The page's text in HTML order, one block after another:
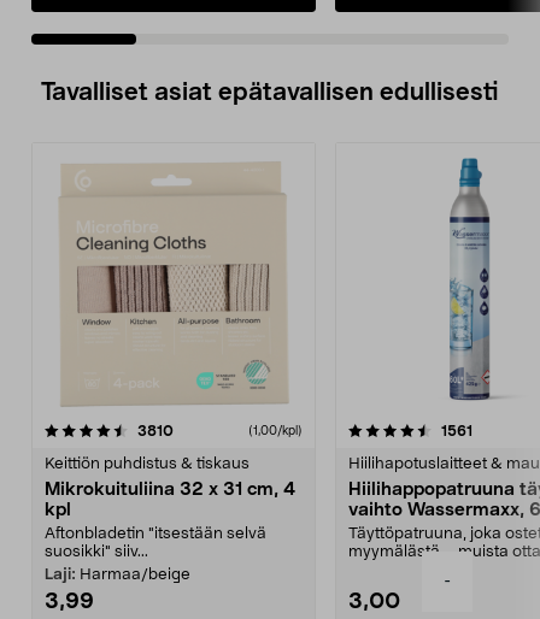
-
Tavalliset asiat epätavallisen edullisesti
3810arvostelut (1,00/kpl)
Keittiön puhdistus & tiskaus
Mikrokuituliina 32 x 31 cm, 4
kpl
Aftonbladetin "itsestään selvä
suosikki" siiv...
Laji: Harmaa/beige
3,99
4.5viidestä
1561
Hiilihapotuslaitteet &
Hiilihappopatruuna
vaihto Wassermaxx,
Täyttöpatruuna, joka
myymälästä – muista
3,00
4.5viidestä